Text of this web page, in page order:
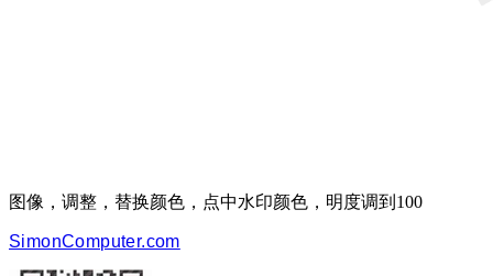
图像，调整，替换颜色，点中水印颜色，明度调到100
SimonComputer.com